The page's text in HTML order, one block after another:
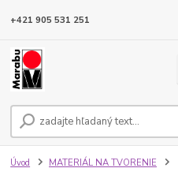
+421 905 531 251
Úvod MATERIÁL NA TVORENIE